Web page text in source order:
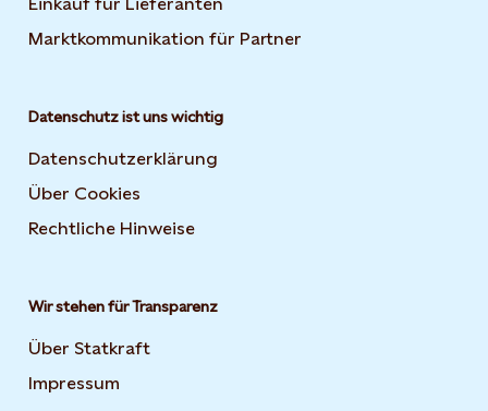
Marktkommunikation für Partner
Datenschutz ist uns wichtig
Datenschutzerklärung
Über Cookies
Rechtliche Hinweise
Wir stehen für Transparenz
Über Statkraft
Impressum